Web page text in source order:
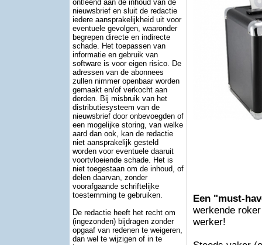
ontleend aan de inhoud van de
nieuwsbrief en sluit de redactie
iedere aansprakelijkheid uit voor
eventuele gevolgen, waaronder
begrepen directe en indirecte
schade. Het toepassen van
informatie en gebruik van
software is voor eigen risico. De
adressen van de abonnees
zullen nimmer openbaar worden
gemaakt en/of verkocht aan
derden. Bij misbruik van het
distributiesysteem van de
nieuwsbrief door onbevoegden of
een mogelijke storing, van welke
aard dan ook, kan de redactie
niet aansprakelijk gesteld
worden voor eventuele daaruit
voortvloeiende schade. Het is
niet toegestaan om de inhoud, of
delen daarvan, zonder
voorafgaande schriftelijke
toestemming te gebruiken.
De redactie heeft het recht om
(ingezonden) bijdragen zonder
opgaaf van redenen te weigeren,
dan wel te wijzigen of in te
Een "must-
werkende
werker!